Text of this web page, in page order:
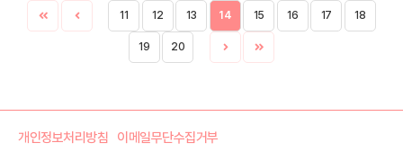
11 12 13 14 15 16 17 18
19 20
개인정보처리방침 이메일무단수집거부